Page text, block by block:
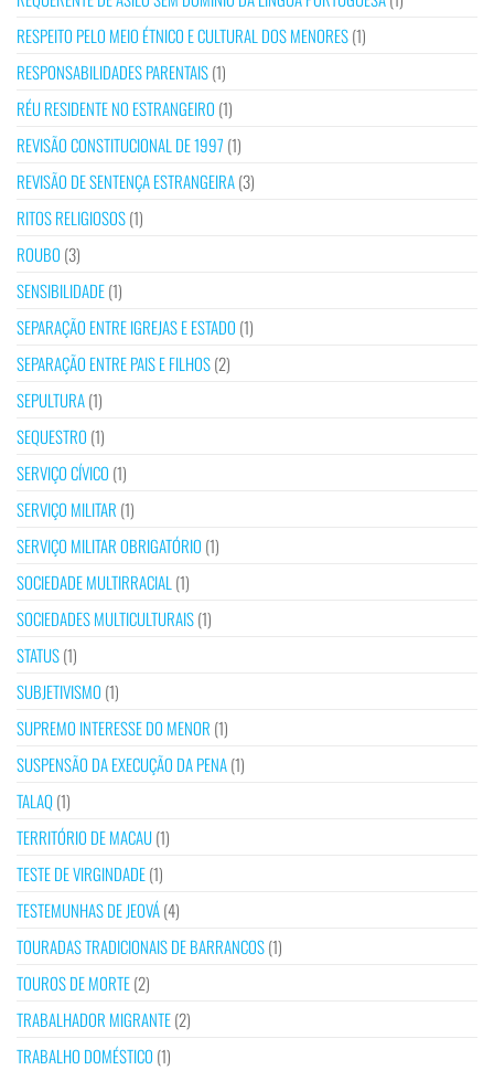
RESPEITO PELO MEIO ÉTNICO E CULTURAL DOS MENORES(1)
RESPONSABILIDADES PARENTAIS(1)
RÉU RESIDENTE NO ESTRANGEIRO (1)
REVISÃO CONSTITUCIONAL DE 1997 (1)
REVISÃO DE SENTENÇA ESTRANGEIRA(3)
RITOS RELIGIOSOS(1)
ROUBO (3)
SENSIBILIDADE(1)
SEPARAÇÃO ENTRE IGREJAS E ESTADO (1)
SEPARAÇÃO ENTRE PAIS E FILHOS(2)
SEPULTURA(1)
SEQUESTRO (1)
SERVIÇO CÍVICO (1)
SERVIÇO MILITAR (1)
SERVIÇO MILITAR OBRIGATÓRIO (1)
SOCIEDADE MULTIRRACIAL (1)
SOCIEDADES MULTICULTURAIS(1)
STATUS(1)
SUBJETIVISMO (1)
SUPREMO INTERESSE DO MENOR (1)
SUSPENSÃO DA EXECUÇÃO DA PENA(1)
TALAQ(1)
TERRITÓRIO DE MACAU(1)
TESTE DE VIRGINDADE(1)
TESTEMUNHAS DE JEOVÁ(4)
TOURADAS TRADICIONAIS DE BARRANCOS(1)
TOUROS DE MORTE(2)
TRABALHADOR MIGRANTE(2)
TRABALHO DOMÉSTICO (1)